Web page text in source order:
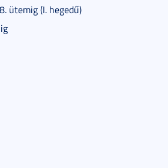
ütemig (I. hegedű)